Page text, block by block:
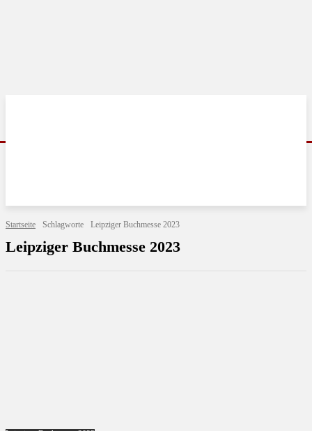
Startseite Schlagworte Leipziger Buchmesse 2023
Leipziger Buchmesse 2023